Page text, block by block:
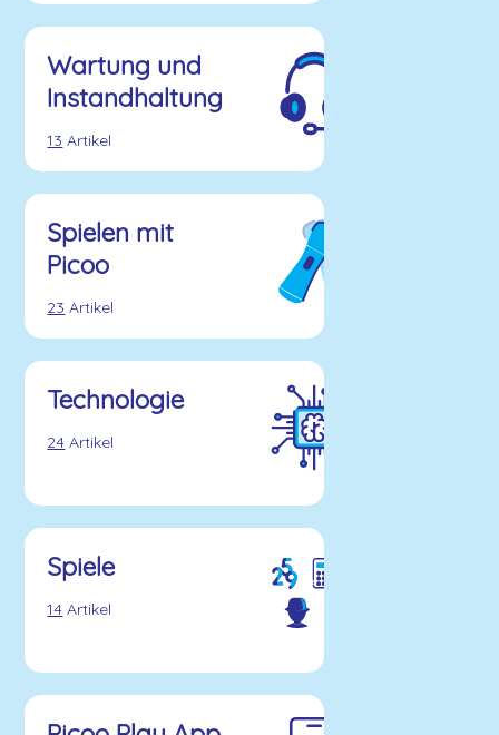
Wartung und
Instandhaltung
13 Artikel
Spielen mit
Picoo
23 Artikel
Technologie
24 Artikel
Spiele
14 Artikel